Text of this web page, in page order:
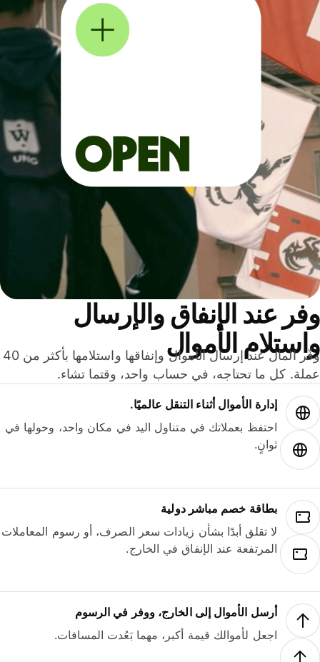
عند الإنفاق والإرسال
الأموال
وفّر المال عند إرسال الأموال وإنفاقها واستلامها بأكثر من 40
كل ما تحتاجه، في حساب واحد، وقتما تشاء.
إدارة الأموال أثناء التنقل عالميًا.
احتفظ بعملاتك في متناول اليد في مكان واحد، وحولها في
ثوانٍ.
بطاقة خصم مباشر دولية
لا تقلق أبدًا بشأن زيادات سعر الصرف، أو رسوم المعاملات
المرتفعة عند الإنفاق في الخارج.
أرسل الأموال إلى الخارج، ووفر في الرسوم
اجعل لأموالك قيمة أكبر، مهما بَعُدت المسافات.